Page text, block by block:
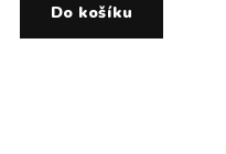
Do košíku